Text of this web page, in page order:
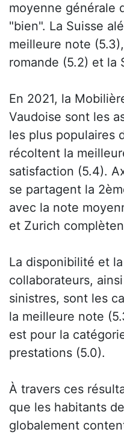
moyenne générale
"bien". La Suisse
meilleure note
romande (5.2) et la
En 2021, la
Vaudoise sont les
les plus populaires
récoltent la
satisfaction (5.4).
se partagent la
avec la note
et Zurich
La disponibilité et
collaborateurs,
sinistres, sont les
la meilleure note
est pour la
prestations (5.0).
À travers ces
que les habitants
globalement